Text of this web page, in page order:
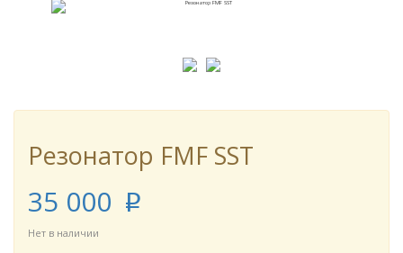
Резонатор FMF SST
35 000 p
Нет в наличии